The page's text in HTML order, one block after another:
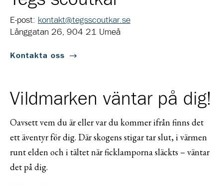
E-post: kontakt@tegsscoutkar.se
Långgatan 26, 904 21 Umeå
Kontakta oss
Vildmarken väntar på dig!
Oavsett vem du är eller var du kommer ifrån finns det
ett äventyr för dig. Där skogens stigar tar slut, i värmen
runt elden och i tältet när ficklamporna släckts – väntar
det på dig.